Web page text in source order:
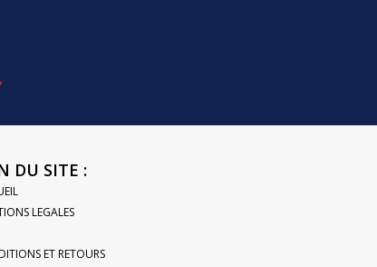
DU SITE :
LEGALES
ET RETOURS